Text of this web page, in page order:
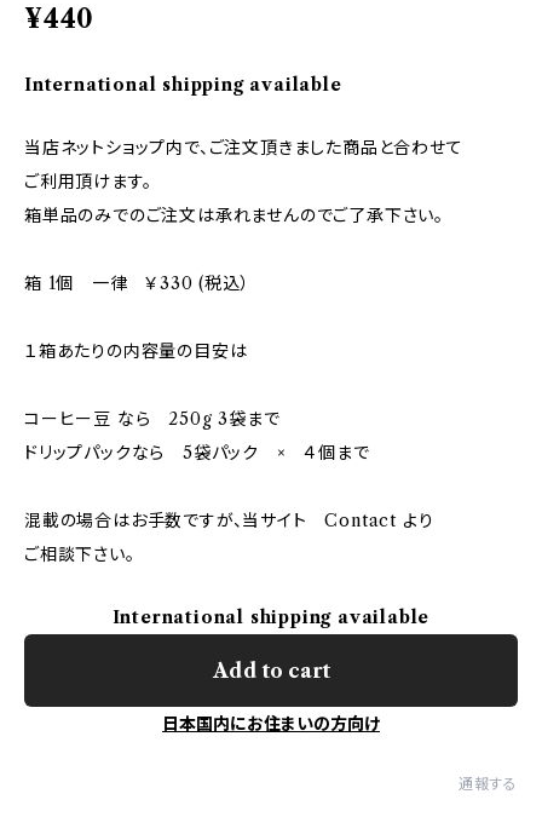
¥440
International shipping available
当店ネットショップ内で、ご注文頂きました商品と合わせて
ご利用頂けます。
箱単品のみでのご注文は承れませんのでご了承下さい。
箱 1個 一律 ￥330 (税込）
１箱あたりの内容量の目安は
コーヒー豆 なら 250g 3袋まで
ドリップパックなら 5袋パック × ４個まで
混載の場合はお手数ですが、当サイト Contact より
ご相談下さい。
International shipping available
Add to cart
日本国内にお住まいの方向け
通報する